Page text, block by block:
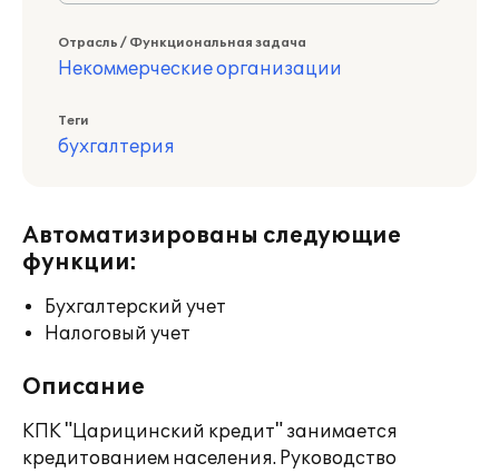
Отрасль / Функциональная задача
Некоммерческие организации
Теги
бухгалтерия
Автоматизированы следующие
функции:
Бухгалтерский учет
Налоговый учет
Описание
КПК "Царицинский кредит" занимается
кредитованием населения. Руководство